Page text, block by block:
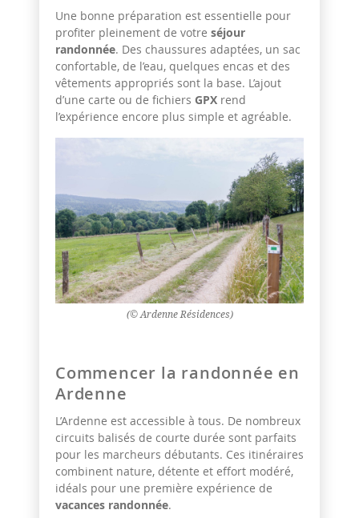
Une bonne préparation est essentielle pour
profiter pleinement de votre séjour
randonnée. Des chaussures adaptées, un sac
confortable, de l’eau, quelques encas et des
vêtements appropriés sont la base. L’ajout
d’une carte ou de fichiers GPX rend
l’expérience encore plus simple et agréable.
(© Ardenne Résidences)
Commencer la randonnée en
Ardenne
L’Ardenne est accessible à tous. De nombreux
circuits balisés de courte durée sont parfaits
pour les marcheurs débutants. Ces itinéraires
combinent nature, détente et effort modéré,
idéals pour une première expérience de
vacances randonnée.